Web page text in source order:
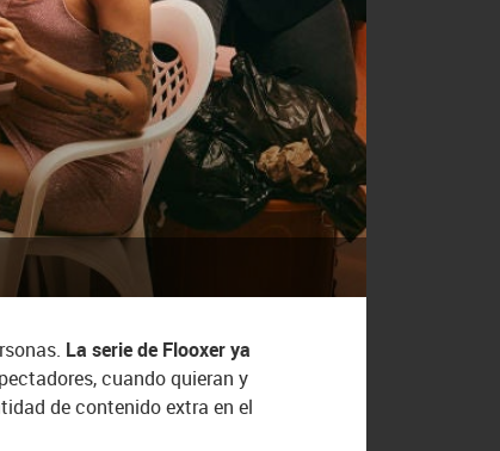
La serie de Flooxer ya
cuando quieran y
de contenido extra en el